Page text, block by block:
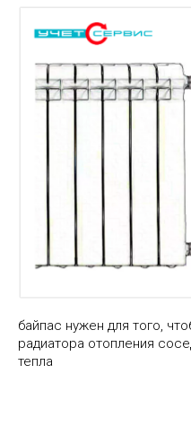
байпас нужен для того,
радиатора отопления
тепла